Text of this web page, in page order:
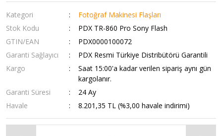
Kategori
Fotoğraf Makinesi Flaşları
Stok Kodu
PDX TR-860 Pro Sony Flash
GTIN/EAN
PDX0000100072
Garanti Sağlayıcı
PDX Resmi Türkiye Distribütörü Garantili
Kargo
Saat 15:00'a kadar verilen sipariş aynı gün
kargolanır.
Garanti Süresi
24 Ay
Havale
8.201,35 TL (%3,00 havale indirimi)